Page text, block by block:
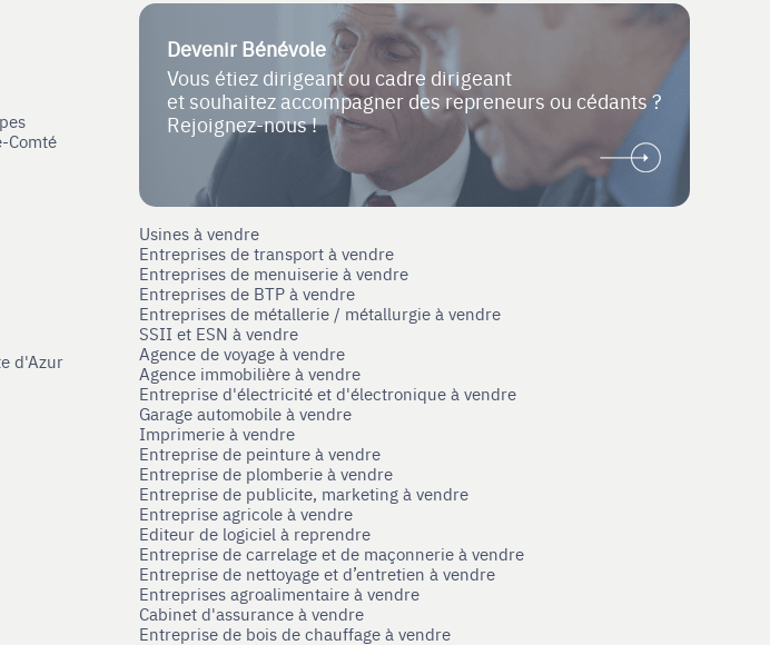
Comté
d'Azur
Devenir Bénévole
Vous étiez dirigeant ou cadre dirigeant
et souhaitez accompagner des repreneurs ou cédants ?
Rejoignez-nous !
Usines à vendre
Entreprises de transport à vendre
Entreprises de menuiserie à vendre
Entreprises de BTP à vendre
Entreprises de métallerie / métallurgie à vendre
SSII et ESN à vendre
Agence de voyage à vendre
Agence immobilière à vendre
Entreprise d'électricité et d'électronique à vendre
Garage automobile à vendre
Imprimerie à vendre
Entreprise de peinture à vendre
Entreprise de plomberie à vendre
Entreprise de publicite, marketing à vendre
Entreprise agricole à vendre
Editeur de logiciel à reprendre
Entreprise de carrelage et de maçonnerie à vendre
Entreprise de nettoyage et d’entretien à vendre
Entreprises agroalimentaire à vendre
Cabinet d'assurance à vendre
Entreprise de bois de chauffage à vendre